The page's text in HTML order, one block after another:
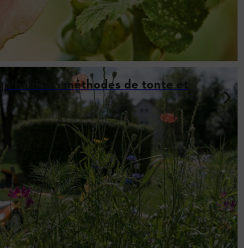
: méthodes de tonte et